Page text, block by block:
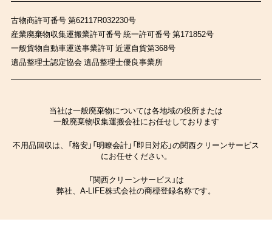
古物商許可番号 第62117R032230号
産業廃棄物収集運搬業許可番号 統一許可番号 第171852号
一般貨物自動車運送事業許可 近運自貨第368号
遺品整理士認定協会 遺品整理士優良事業所
当社は一般廃棄物については各地域の役所または
一般廃棄物収集運搬会社にお任せしております
不用品回収は、「格安」「明瞭会計」「即日対応」の関西クリーンサービス
にお任せください。
「関西クリーンサービス」は
弊社、A-LIFE株式会社の商標登録名称です。